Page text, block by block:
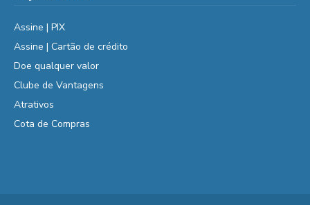
Assine | PIX
Assine | Cartão de crédito
Doe qualquer valor
Clube de Vantagens
Atrativos
Cota de Compras